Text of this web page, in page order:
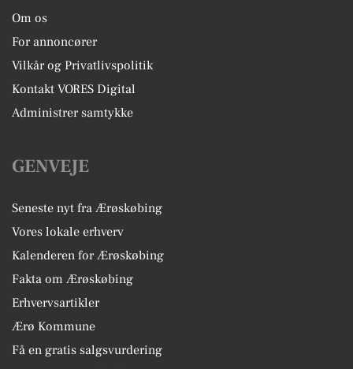
Om os
For annoncører
Vilkår og Privatlivspolitik
Kontakt VORES Digital
Administrer samtykke
GENVEJE
Seneste nyt fra Ærøskøbing
Vores lokale erhverv
Kalenderen for Ærøskøbing
Fakta om Ærøskøbing
Erhvervsartikler
Ærø Kommune
Få en gratis salgsvurdering